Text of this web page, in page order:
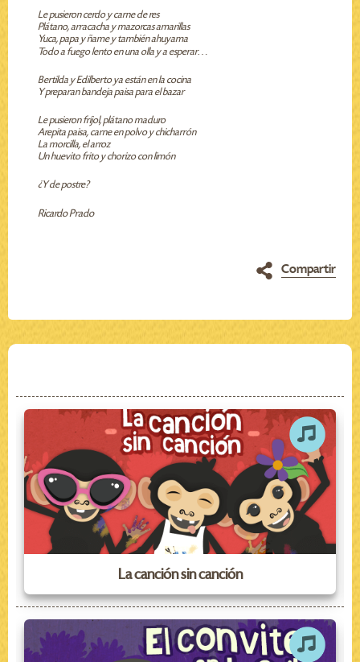
Le pusieron cerdo y carne de res
Plátano, arracacha y mazorcas amarillas
Yuca, papa y ñame y también ahuyama
Todo a fuego lento en una olla y a esperar…
Bertilda y Edilberto ya están en la cocina
Y preparan bandeja paisa para el bazar
Le pusieron fríjol, plátano maduro
Arepita paisa, carne en polvo y chicharrón
La morcilla, el arroz
Un huevito frito y chorizo con limón
¿Y de postre?
Ricardo Prado
Compartir
La canción sin canción